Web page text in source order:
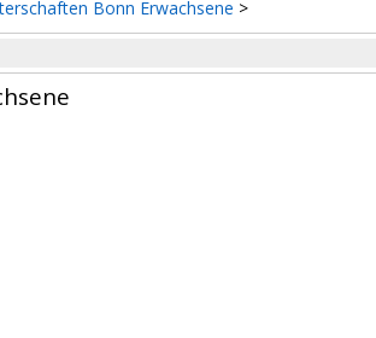
Bonn Erwachsene >